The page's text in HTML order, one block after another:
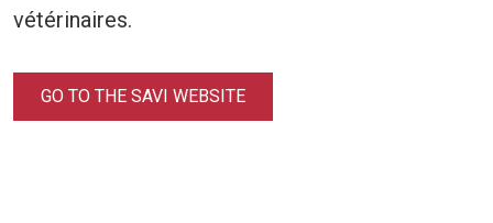
vétérinaires.
GO TO THE SAVI WEBSITE